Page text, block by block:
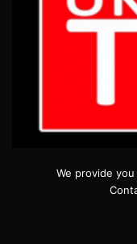
We provide